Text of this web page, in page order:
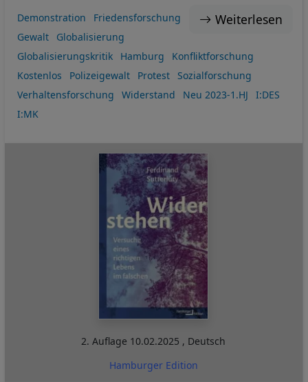
Weiterlesen
Demonstration
Friedensforschung
Gewalt
Globalisierung
Globalisierungskritik
Hamburg
Konfliktforschung
Kostenlos
Polizeigewalt Protest
Sozialforschung
Verhaltensforschung
Widerstand Neu 2023-1.HJ
I:DES
I:MK
2. Auflage 10.02.2025 , Deutsch
Hamburger Edition